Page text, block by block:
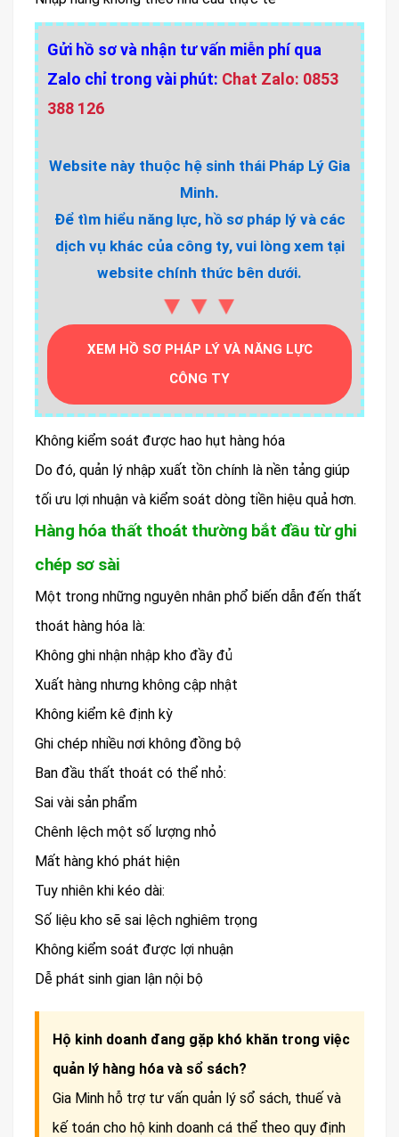
Gửi hồ sơ và nhận tư vấn miễn phí qua
Zalo chỉ trong vài phút: Chat Zalo: 0853
388 126
Website này thuộc hệ sinh thái Pháp Lý Gia
Minh.
Để tìm hiểu năng lực, hồ sơ pháp lý và các
dịch vụ khác của công ty, vui lòng xem tại
website chính thức bên dưới.
▼▼▼
XEM HỒ SƠ PHÁP LÝ VÀ NĂNG LỰC
CÔNG TY
Không kiểm soát được hao hụt hàng hóa
Do đó, quản lý nhập xuất tồn chính là nền tảng giúp
tối ưu lợi nhuận và kiểm soát dòng tiền hiệu quả hơn.
Hàng hóa thất thoát thường bắt đầu từ ghi
chép sơ sài
Một trong những nguyên nhân phổ biến dẫn đến thất
thoát hàng hóa là:
Không ghi nhận nhập kho đầy đủ
Xuất hàng nhưng không cập nhật
Không kiểm kê định kỳ
Ghi chép nhiều nơi không đồng bộ
Ban đầu thất thoát có thể nhỏ:
Sai vài sản phẩm
Chênh lệch một số lượng nhỏ
Mất hàng khó phát hiện
Tuy nhiên khi kéo dài:
Số liệu kho sẽ sai lệch nghiêm trọng
Không kiểm soát được lợi nhuận
Dễ phát sinh gian lận nội bộ
Hộ kinh doanh đang gặp khó khăn trong việc
quản lý hàng hóa và sổ sách?
Gia Minh hỗ trợ tư vấn quản lý sổ sách, thuế và
kế toán cho hộ kinh doanh cá thể theo quy định